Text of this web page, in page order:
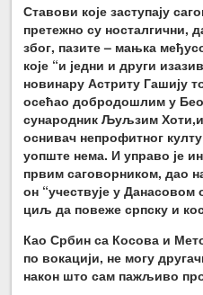
Ставови које заступају
претежно су носталгични,
због, пазите – мањка
које “и једни и други
новинару Астриту Гашију
осећао добродошлим у
сународник Љуљзим Хоти,
оснивач непрофитног
уопште нема. И управо је
првим саговорником, дао
он “учествује у Данасовом
циљ да повеже српску и
Као Србин са Косова и
по вокацији, не могу
након што сам пажљиво